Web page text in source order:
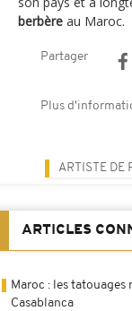
berbère au Maroc.
Partager
Plus
ARTISTE DE
ARTICLES
Maroc : les
Casablanca